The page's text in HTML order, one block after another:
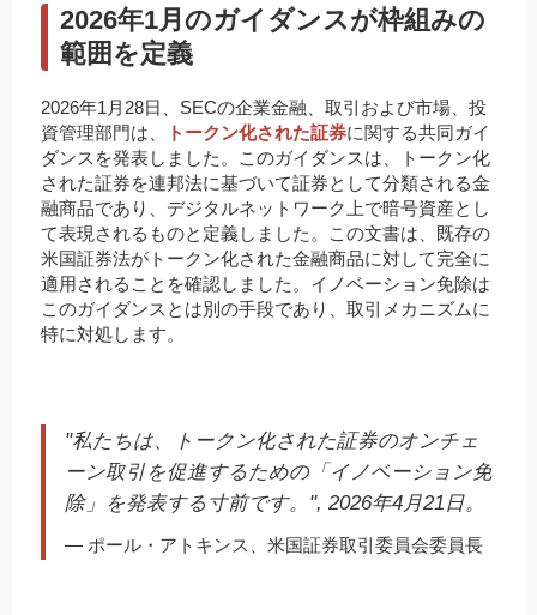
2026年1月のガイダンスが枠組みの
範囲を定義
2026年1月28日、SECの企業金融、取引および市場、投
資管理部門は、
トークン化された証券に関する共同ガイ
ダンスを発表しました。このガイダンスは、トークン化
された証券を連邦法に基づいて証券として分類される金
融商品であり、デジタルネットワーク上で暗号資産とし
て表現されるものと定義しました。この文書は、既存の
米国証券法がトークン化された金融商品に対して完全に
適用されることを確認しました。イノベーション免除は
このガイダンスとは別の手段であり、取引メカニズムに
特に対処します。
"私たちは、トークン化された証券のオンチェ
ーン取引を促進するための「イノベーション免
除」を発表する寸前です。", 2026年4月21日。
— ポール・アトキンス、米国証券取引委員会委員長